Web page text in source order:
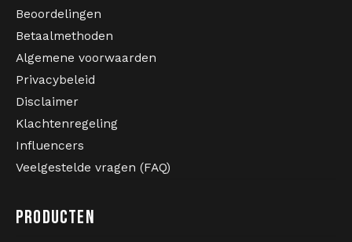
Beoordelingen
Betaalmethoden
Algemene voorwaarden
Privacybeleid
Disclaimer
Klachtenregeling
Influencers
Veelgestelde vragen (FAQ)
PRODUCTEN